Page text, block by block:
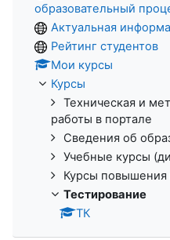
образовательный
Актуальная
Рейтинг студентов
Мои курсы
Курсы
Техническая и
работы в портале
Сведения об
Учебные курсы
Курсы повышения
Тестирование
ТК